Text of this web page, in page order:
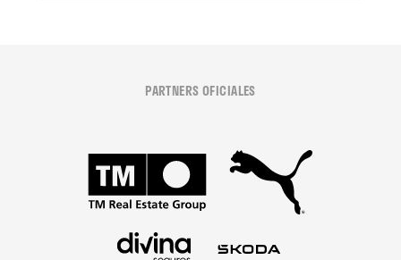
PARTNERS OFICIALES